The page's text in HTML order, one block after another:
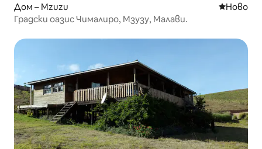
Дом – Mzuzu Ново
Ново
Градски оазис Чималиро, Мзузу, Малави.